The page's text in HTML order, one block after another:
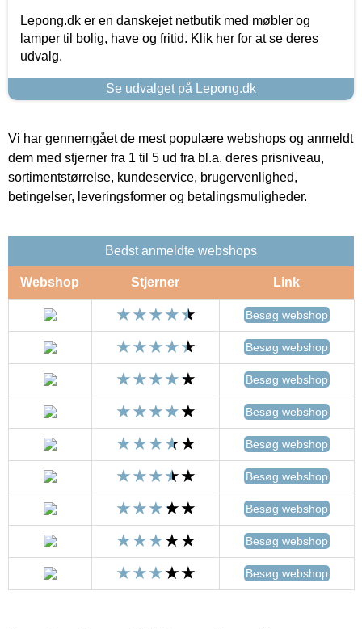
Lepong.dk er en danskejet netbutik med møbler og
lamper til bolig, have og fritid. Klik her for at se deres
udvalg.
Se udvalget på Lepong.dk
Vi har gennemgået de mest populære webshops og anmeldt
dem med stjerner fra 1 til 5 ud fra bl.a. deres prisniveau,
sortimentstørrelse, kundeservice, brugervenlighed,
betingelser, leveringsformer og betalingsmuligheder.
Bedst anmeldte webshops
Webshop Stjerner Link
Besøg webshop
Besøg webshop
Besøg webshop
Besøg webshop
Besøg webshop
Besøg webshop
Besøg webshop
Besøg webshop
Besøg webshop